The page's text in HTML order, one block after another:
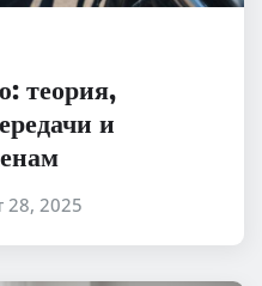
теория,
и
28, 2025